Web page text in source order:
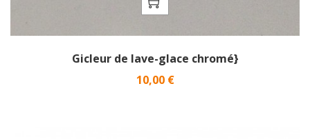
Gicleur de lave-glace chromé}
Prix
10,00 €